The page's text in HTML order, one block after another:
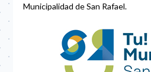
Municipalidad de San Rafael.